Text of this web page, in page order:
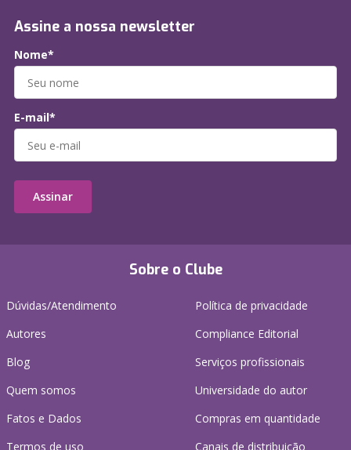
Sobre o Clube
Dúvidas/Atendimento
Autores
Blog
Quem somos
Fatos e Dados
Termos de uso
Política de privacidade
Compliance Editorial
Serviços profissionais
Universidade do autor
Compras em quantidade
Canais de distribuição
Assine a nossa newsletter
Nome*
E-mail*
Assinar